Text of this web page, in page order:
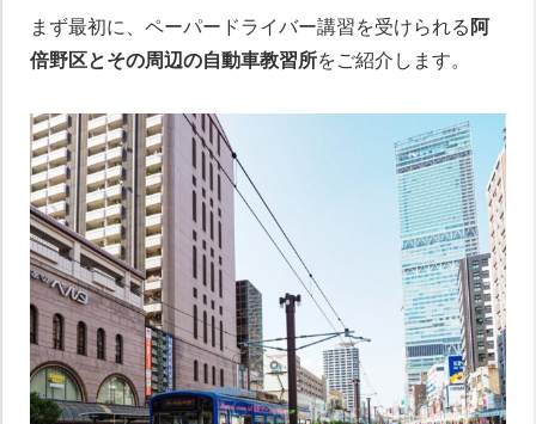
まず最初に、ペーパードライバー講習を受けられる 阿
倍野区とその周辺の自動車教習所をご紹介します。